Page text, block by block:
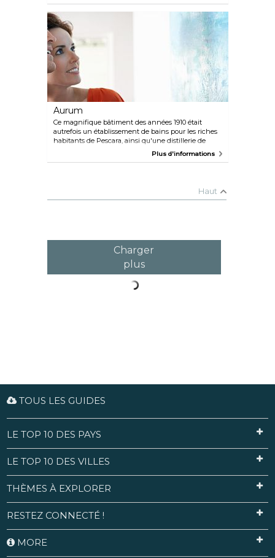
magnifique Fontana la Nave di Cascella. Conçue par
Pietro Cascella avec du marbre blanc de Carrare, la
fontaine représente un ancien bateau à rames qui
rappelle la tradition maritime de la ville. Elle est
située sur le front de mer et est le symbole de
Pescara.
Aurum
Ce magnifique bâtiment des années 1910 était
autrefois un établissement de bains pour les riches
habitants de Pescara, ainsi qu'une distillerie de
liqueur. Aujourd'hui, il abrite l'un des espaces
« Aurum - La Fabbrica delle Idea », signifie « Gold -
Plus d'informations
Haut
Charger
plus
TOUS LES GUIDES
LE TOP 10 DES PAYS
LE TOP 10 DES VILLES
THÈMES À EXPLORER
RESTEZ CONNECTÉ !
MORE